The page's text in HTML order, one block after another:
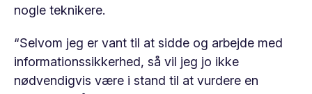
nogle teknikere.
“Selvom jeg er vant til at sidde og arbejde med
informationssikkerhed, så vil jeg jo ikke
nødvendigvis være i stand til at vurdere en